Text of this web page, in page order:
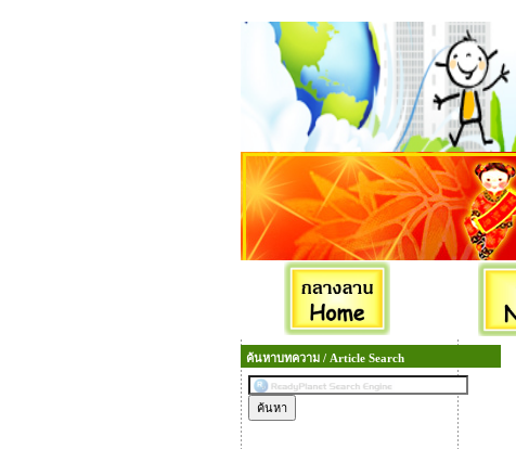
ค้นหาบทความ / Article Search